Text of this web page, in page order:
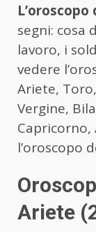
segni: cosa
lavoro, i
vedere
Ariete,
Vergine,
Capricorno,
l’oroscopo
Ariete